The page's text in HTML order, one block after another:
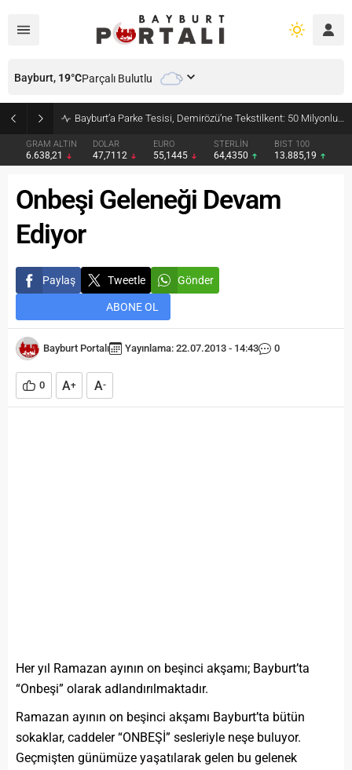
Bayburt’a Parke Tesisi, Demirözü’ne Tekstilkent: 50 Milyonluk İmzalar Atıldı
GRAM ALTIN
6.638,21
DOLAR
47,7112
EURO
55,1445
STERLİN
64,4350
BIST 100
13.885,19
Bayburt, 19°CParçalı Bulutlu
Onbeşi Geleneği Devam
Ediyor
Paylaş Tweetle Gönder
ABONE OL
Bayburt Portalı Yayınlama: 22.07.2013 - 14:43 0
0 A+ A-
Her yıl Ramazan ayının on beşinci akşamı; Bayburt’ta
“Onbeşi” olarak adlandırılmaktadır.
Ramazan ayının on beşinci akşamı Bayburt’ta bütün
sokaklar, caddeler “ONBEŞİ” sesleriyle neşe buluyor.
Geçmişten günümüze yaşatılarak gelen bu gelenek